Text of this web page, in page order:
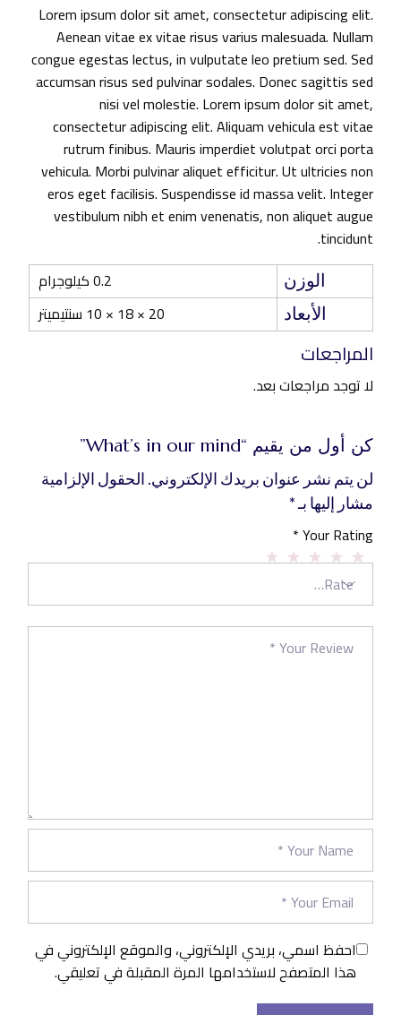
Lorem ipsum dolor sit amet, consectetur adipiscing elit.
Aenean vitae ex vitae risus varius malesuada. Nullam
congue egestas lectus, in vulputate leo pretium sed. Sed
accumsan risus sed pulvinar sodales. Donec sagittis sed
nisi vel molestie. Lorem ipsum dolor sit amet,
consectetur adipiscing elit. Aliquam vehicula est vitae
rutrum finibus. Mauris imperdiet volutpat orci porta
vehicula. Morbi pulvinar aliquet efficitur. Ut ultricies non
eros eget facilisis. Suspendisse id massa velit. Integer
vestibulum nibh et enim venenatis, non aliquet augue
tincidunt.
الوزن 0.2 كيلوجرام
الأبعاد 20 × 18 × 10 سنتيميتر
المراجعات
لا توجد مراجعات بعد.
كن أول من يقيم “What’s in our mind”
لن يتم نشر عنوان بريدك الإلكتروني. الحقول الإلزامية
مشار إليها بـ*
Your Rating
*
احفظ اسمي، بريدي الإلكتروني، والموقع الإلكتروني في
هذا المتصفح لاستخدامها المرة المقبلة في تعليقي.